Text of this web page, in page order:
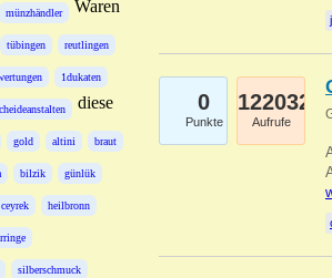
münzhändler
tübingen reutlingen
1dukaten
gold altini braut
bilzik günlük
ceyrek heilbronn
silberschmuck
Waren
diese 0
Punkte
122032
Aufrufe